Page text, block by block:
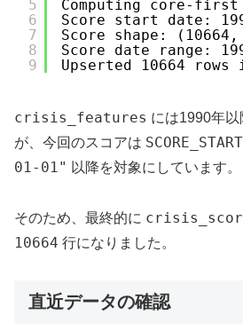
5
6
7
8
9
Computing core-
Score start date:
Score shape: (10664,
Score date range:
Upserted 10664
crisis_features には1990年
が、今回のスコアは
01-01" 以降を対象にしています。
そのため、最終的に
10664 行になりました。
直近データの確認